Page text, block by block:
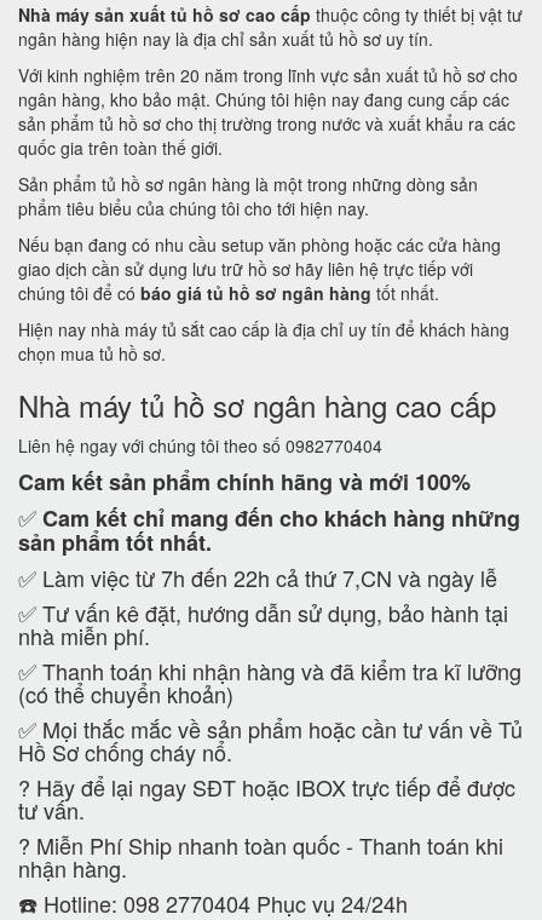
Nhà máy sản xuất tủ hồ sơ cao cấp thuộc công ty thiết bị vật tư
ngân hàng hiện nay là địa chỉ sản xuất tủ hồ sơ uy tín.
Với kinh nghiệm trên 20 năm trong lĩnh vực sản xuất tủ hồ sơ cho
ngân hàng, kho bảo mật. Chúng tôi hiện nay đang cung cấp các
sản phẩm tủ hồ sơ cho thị trường trong nước và xuất khẩu ra các
quốc gia trên toàn thế giới.
Sản phẩm tủ hồ sơ ngân hàng là một trong những dòng sản
phẩm tiêu biểu của chúng tôi cho tới hiện nay.
Nếu bạn đang có nhu cầu setup văn phòng hoặc các cửa hàng
giao dịch cần sử dụng lưu trữ hồ sơ hãy liên hệ trực tiếp với
chúng tôi để có báo giá tủ hồ sơ ngân hàng tốt nhất.
Hiện nay nhà máy tủ sắt cao cấp là địa chỉ uy tín để khách hàng
chọn mua tủ hồ sơ.
Nhà máy tủ hồ sơ ngân hàng cao cấp
Liên hệ ngay với chúng tôi theo số 0982770404
Cam kếtsản phẩm chính hãng và mới 100%
✅Cam kếtchỉ mang đến cho khách hàng những
sản phẩm tốt nhất.
✅ Làm việc từ 7h đến 22h cả thứ 7,CN và ngày lễ
✅ Tư vấn kê đặt, hướng dẫn sử dụng, bảo hành tại
nhà miễn phí.
✅ Thanh toán khi nhận hàng và đã kiểm tra kĩ lưỡng
(có thể chuyển khoản)
✅ Mọi thắc mắc về sản phẩm hoặc cần tư vấn về Tủ
Hồ Sơ chống cháy nổ.
? Hãy để lại ngay SĐT hoặc IBOX trực tiếp để được
tư vấn.
? Miễn Phí Ship nhanh toàn quốc - Thanh toán khi
nhận hàng.
☎️ Hotline: 098 2770404 Phục vụ 24/24h